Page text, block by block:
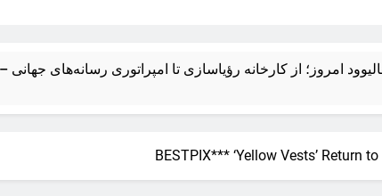
از کارخانه رؤیاسازی تا امپراتوری رسانه‌های جهانی – نگاهی